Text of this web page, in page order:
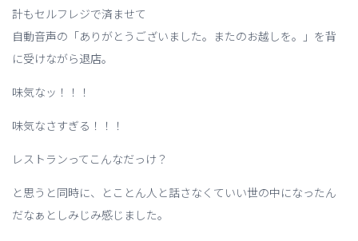
計もセルフレジで済ませて
自動音声の「ありがとうございました。またのお越しを。」を背
に受けながら退店。
味気なッ！！！
味気なさすぎる！！！
レストランってこんなだっけ？
と思うと同時に、とことん人と話さなくていい世の中になったん
だなぁとしみじみ感じました。